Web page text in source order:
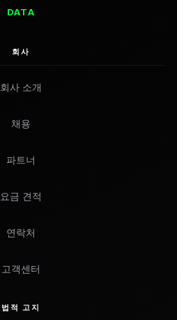
DATA
회사
회사 소개
채용
파트너
요금 견적
연락처
고객센터
법적 고지